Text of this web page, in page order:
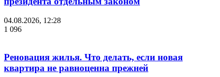
04.08.2026, 12:28
1 096
Реновация жилья. Что делать, если новая
квартира не равноценна прежней